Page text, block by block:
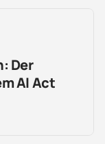
Der
AI Act